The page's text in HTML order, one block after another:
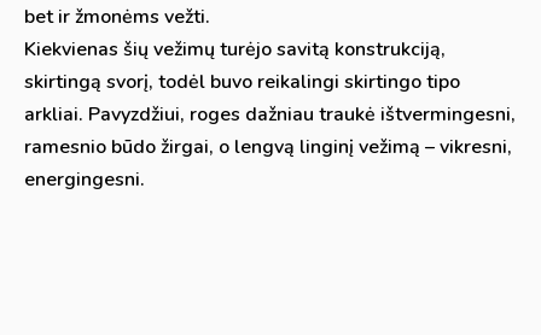
bet ir žmonėms vežti.
Kiekvienas šių vežimų turėjo savitą konstrukciją,
skirtingą svorį, todėl buvo reikalingi skirtingo tipo
arkliai. Pavyzdžiui, roges dažniau traukė ištvermingesni,
ramesnio būdo žirgai, o lengvą linginį vežimą – vikresni,
energingesni.